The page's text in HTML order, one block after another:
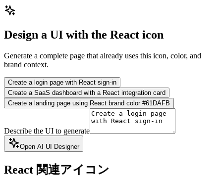
Design a UI with the React icon
Generate a complete page that already uses this icon, color, and
brand context.
Create a login page with React sign-in
Create a SaaS dashboard with a React integration card
Create a landing page using React brand color #61DAFB
Describe the UI to generate
Open AI UI Designer
React 関連アイコン